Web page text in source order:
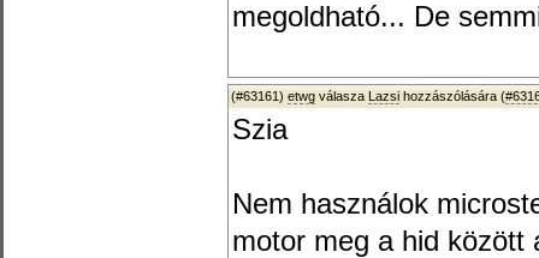
megoldható... De
(#63161) etwg válasza Lazsi hozzászólására (
Szia
Nem használok
motor meg a hid között